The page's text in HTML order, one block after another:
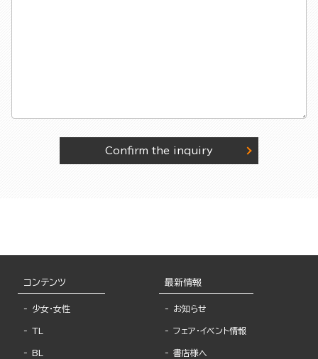
Confirm the inquiry
コンテンツ
少女・女性
TL
BL
最新情報
お知らせ
フェア・イベント情報
書店様へ